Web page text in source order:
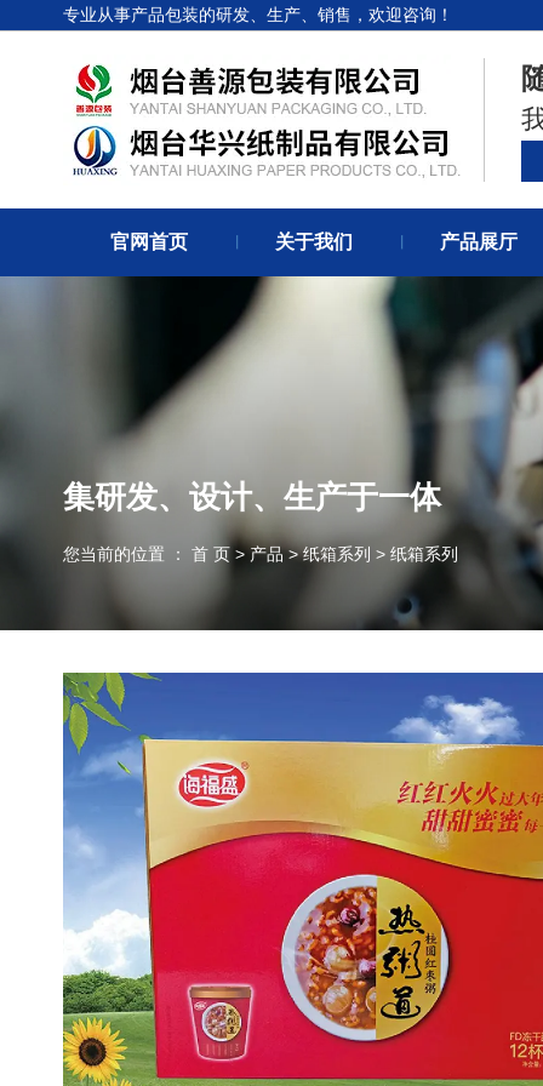
专业从事产品包装的研发、生产、销售，欢迎咨询！
官网首页 关于我们 产品展厅
集研发、设计、生产于一体
您当前的位置 ： 首 页 >产品 >纸箱系列 > 纸箱系列